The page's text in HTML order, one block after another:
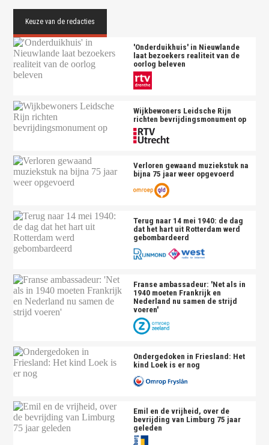
'Onderduikhuis' in Nieuwlande
laat bezoekers realiteit van de
oorlog beleven
Wijkbewoners Leidsche Rijn
richten bevrijdingsmonument op
Verloren gewaand muziekstuk na
bijna 75 jaar weer opgevoerd
Terug naar 14 mei 1940: de dag
dat het hart uit Rotterdam werd
gebombardeerd
Franse ambassadeur: 'Net als in
1940 moeten Frankrijk en
Nederland nu samen de strijd
voeren'
Ondergedoken in Friesland: Het
kind Loek is er nog
Emil en de vrijheid, over de
bevrijding van Limburg 75 jaar
geleden